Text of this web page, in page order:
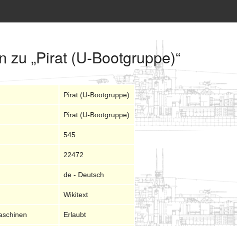
zu „Pirat (U-Bootgruppe)“
Pirat (U-Bootgruppe)
Pirat (U-Bootgruppe)
545
22472
de - Deutsch
Wikitext
Erlaubt